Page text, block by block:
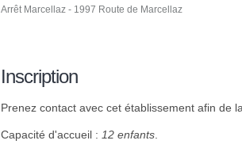
Arrêt Marcellaz - 1997 Route de Marcellaz
Inscription
Prenez contact avec cet établissement afin de
Capacité d'accueil : 12 enfants